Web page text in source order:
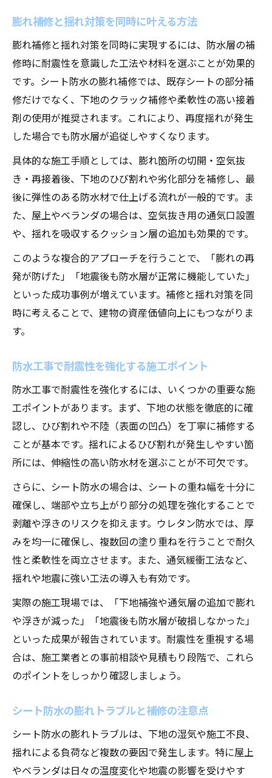
膨れ補修と揺れ対策を同時に叶える方法
膨れ補修と揺れ対策を同時に実現するには、防水層の補
修時に耐震性を意識した工法や材料を選ぶことが効果的
です。シート防水の膨れ補修では、既存シートの部分補
修だけでなく、下地のクラック補修や柔軟性の高い接着
剤の使用が推奨されます。これにより、再度揺れが発生
した場合でも防水層が追従しやすくなります。
具体的な施工手順としては、膨れ箇所の切開・空気抜
き・再接着後、下地のひび割れや劣化部分を補修し、最
後に弾性のある防水材で仕上げる流れが一般的です。ま
た、屋上やベランダの場合は、空気抜き用の通気口設置
や、揺れを吸収するクッション層の追加も効果的です。
このような複合的アプローチを行うことで、「膨れの再
発が防げた」「地震後も防水層が正常に機能していた」
といった成功事例が増えています。補修と揺れ対策を同
時に考えることで、建物の資産価値向上にもつながりま
す。
防水工事で耐震性を強化する施工ポイント
防水工事で耐震性を強化するには、いくつかの重要な施
工ポイントがあります。まず、下地の状態を徹底的に確
認し、ひび割れや不陸（表面の凹凸）を丁寧に補修する
ことが基本です。揺れによるひび割れが発生しやすい箇
所には、伸縮性の高い防水材を選ぶことが不可欠です。
さらに、シート防水の場合は、シートの重ね幅を十分に
確保し、端部や立ち上がり部分の処理を強化することで
剥離や浮きのリスクを抑えます。ウレタン防水では、厚
みを均一に確保し、複数回の塗り重ねを行うことで耐久
性と柔軟性を両立させます。また、通気緩衝工法など、
揺れや地震に強い工法の導入も有効です。
実際の施工現場では、「下地補強や通気層の追加で膨れ
や浮きが減った」「地震後も防水層が破損しなかった」
といった成果が報告されています。耐震性を重視する場
合は、施工業者との事前相談や見積もり段階で、これら
のポイントをしっかり確認しましょう。
シート防水の膨れトラブルと補修の注意点
シート防水の膨れトラブルは、下地の湿気や施工不良、
揺れによる負荷など複数の要因で発生します。特に屋上
やベランダは日々の温度変化や地震の影響を受けやす